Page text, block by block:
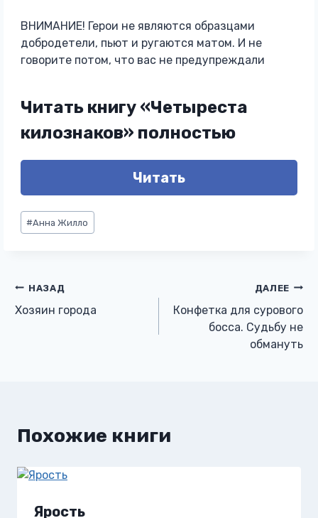
ВНИМАНИЕ! Герои не являются образцами
добродетели, пьют и ругаются матом. И не
говорите потом, что вас не предупреждали
Читать книгу «Четыреста
килознаков» полностью
Читать
Метки
записи:
#Анна Жилло
Навигация
по
НАЗАД
Хозяин города
ДАЛЕЕ
Конфетка для сурового
босса. Судьбу не
обмануть
Похожие книги
Ярость